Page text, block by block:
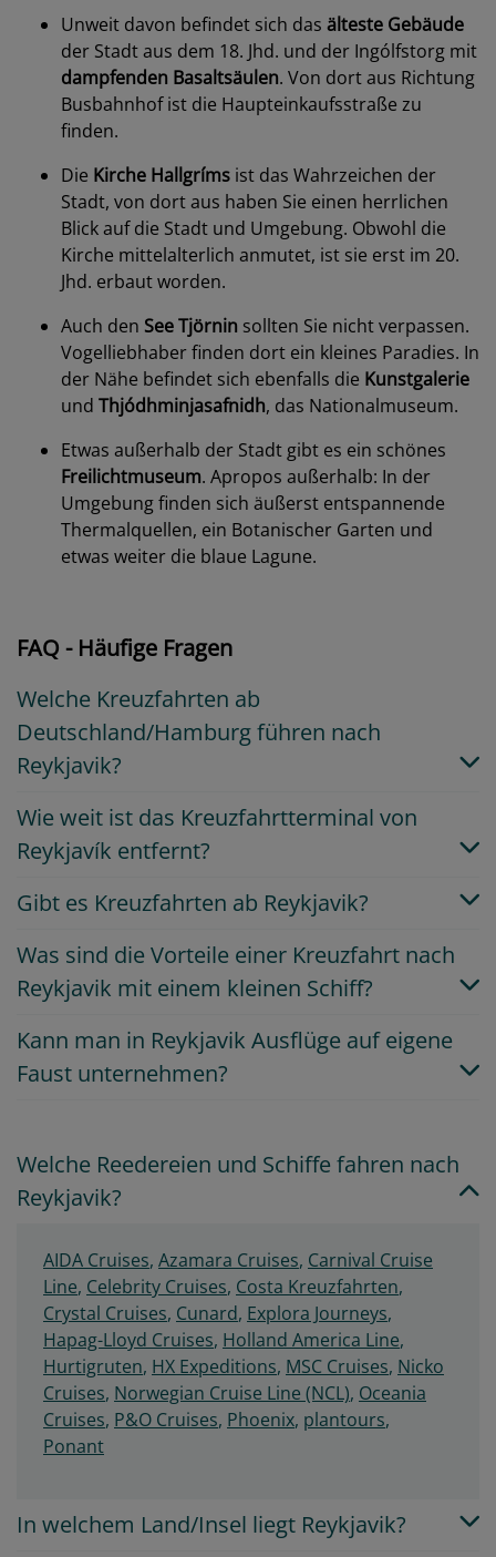
Unweit davon befindet sich das älteste Gebäude
der Stadt aus dem 18. Jhd. und der Ingólfstorg mit
dampfenden Basaltsäulen. Von dort aus Richtung
Busbahnhof ist die Haupteinkaufsstraße zu
finden.
Die Kirche Hallgríms ist das Wahrzeichen der
Stadt, von dort aus haben Sie einen herrlichen
Blick auf die Stadt und Umgebung. Obwohl die
Kirche mittelalterlich anmutet, ist sie erst im 20.
Jhd. erbaut worden.
Auch den See Tjörnin sollten Sie nicht verpassen.
Vogelliebhaber finden dort ein kleines Paradies. In
der Nähe befindet sich ebenfalls die Kunstgalerie
und Thjódhminjasafnidh, das Nationalmuseum.
Etwas außerhalb der Stadt gibt es ein schönes
Freilichtmuseum. Apropos außerhalb: In der
Umgebung finden sich äußerst entspannende
Thermalquellen, ein Botanischer Garten und
etwas weiter die blaue Lagune.
FAQ - Häufige Fragen
Welche Kreuzfahrten ab
Deutschland/Hamburg führen nach
Reykjavik?
Wie weit ist das Kreuzfahrtterminal von
Reykjavík entfernt?
Gibt es Kreuzfahrten ab Reykjavik?
Was sind die Vorteile einer Kreuzfahrt nach
Reykjavik mit einem kleinen Schiff?
Kann man in Reykjavik Ausflüge auf eigene
Faust unternehmen?
Welche Reedereien und Schiffe fahren nach
Reykjavik?
AIDA Cruises, Azamara Cruises, Carnival Cruise
Line, Celebrity Cruises, Costa Kreuzfahrten,
Crystal Cruises, Cunard, Explora Journeys,
Hapag-Lloyd Cruises, Holland America Line,
Hurtigruten, HX Expeditions, MSC Cruises, Nicko
Cruises, Norwegian Cruise Line (NCL), Oceania
Cruises, P&O Cruises, Phoenix, plantours,
Ponant
In welchem Land/Insel liegt Reykjavik?